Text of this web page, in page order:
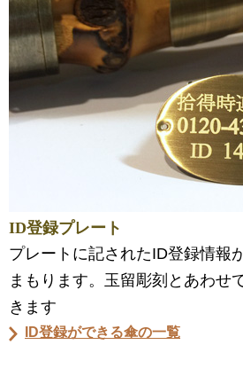
ID登録プレート
プレートに記されたID登録情報
まもります。玉留彫刻とあわせ
きます
ID登録ができる傘の一覧